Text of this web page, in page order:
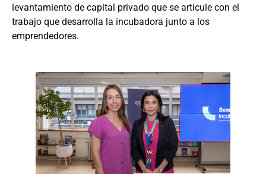
levantamiento de capital privado que se articule con el
trabajo que desarrolla la incubadora junto a los
emprendedores.